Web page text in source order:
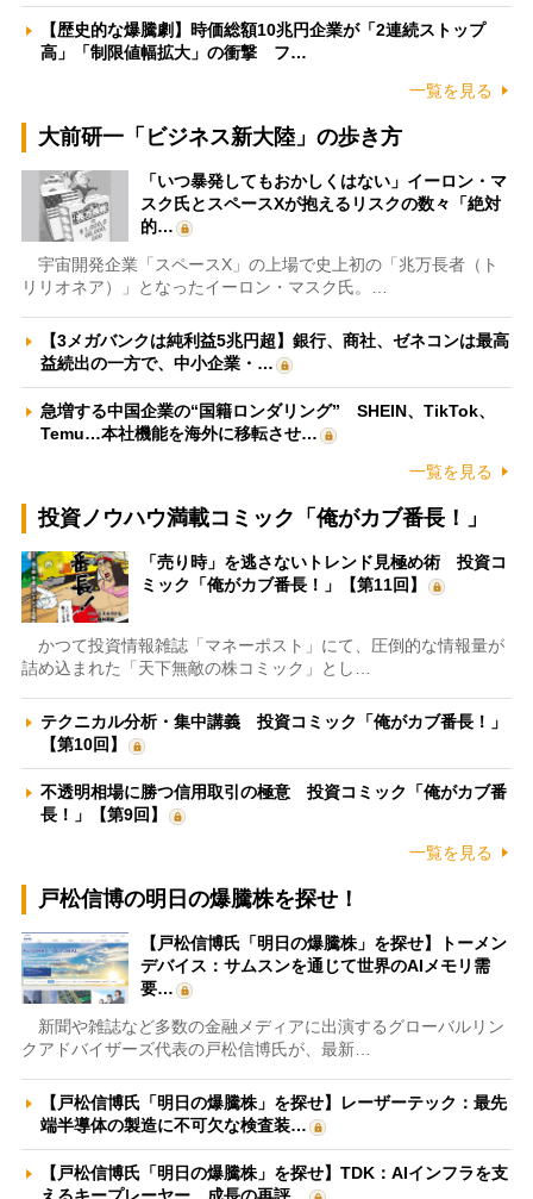
【歴史的な爆騰劇】時価総額10兆円企業が「2連続ストップ
高」「制限値幅拡大」の衝撃 フ…
一覧を見る
大前研一「ビジネス新大陸」の歩き方
「いつ暴発してもおかしくはない」イーロン・マ
スク氏とスペースXが抱えるリスクの数々「絶対
的…
宇宙開発企業「スペースX」の上場で史上初の「兆万長者（ト
リリオネア）」となったイーロン・マスク氏。…
【3メガバンクは純利益5兆円超】銀行、商社、ゼネコンは最高
益続出の一方で、中小企業・…
急増する中国企業の“国籍ロンダリング” SHEIN、TikTok、
Temu…本社機能を海外に移転させ…
一覧を見る
投資ノウハウ満載コミック「俺がカブ番長！」
「売り時」を逃さないトレンド見極め術 投資コ
ミック「俺がカブ番長！」【第11回】
かつて投資情報雑誌「マネーポスト」にて、圧倒的な情報量が
詰め込まれた「天下無敵の株コミック」とし…
テクニカル分析・集中講義 投資コミック「俺がカブ番長！」
【第10回】
不透明相場に勝つ信用取引の極意 投資コミック「俺がカブ番
長！」【第9回】
一覧を見る
戸松信博の明日の爆騰株を探せ！
【戸松信博氏「明日の爆騰株」を探せ】トーメン
デバイス：サムスンを通じて世界のAIメモリ需
要…
新聞や雑誌など多数の金融メディアに出演するグローバルリン
クアドバイザーズ代表の戸松信博氏が、最新…
【戸松信博氏「明日の爆騰株」を探せ】レーザーテック：最先
端半導体の製造に不可欠な検査装…
【戸松信博氏「明日の爆騰株」を探せ】TDK：AIインフラを支